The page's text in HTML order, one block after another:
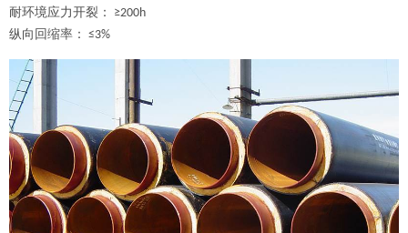
耐环境应力开裂：
≥200h
纵向回缩率： ≤3%